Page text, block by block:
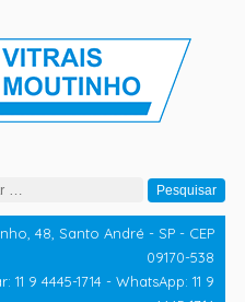
48, Santo André - SP - CEP
09170-538
11 9 4445-1714 - WhatsApp: 11 9